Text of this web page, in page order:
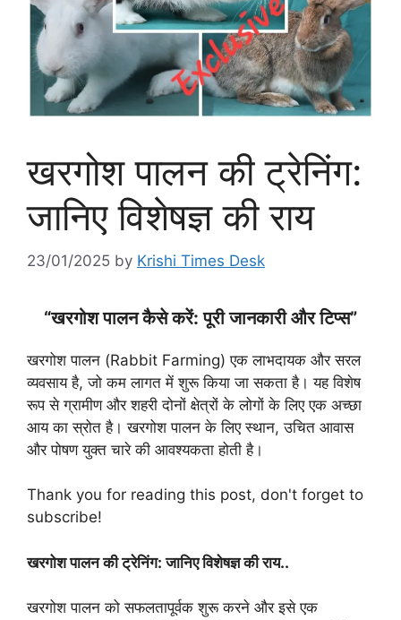
खरगोश पालन की ट्रेनिंग:
जानिए विशेषज्ञ की राय
23/01/2025 by Krishi Times Desk
“खरगोश पालन कैसे करें: पूरी जानकारी और टिप्स”
खरगोश पालन (Rabbit Farming) एक लाभदायक और सरल
व्यवसाय है, जो कम लागत में शुरू किया जा सकता है। यह विशेष
रूप से ग्रामीण और शहरी दोनों क्षेत्रों के लोगों के लिए एक अच्छा
आय का स्रोत है। खरगोश पालन के लिए स्थान, उचित आवास
और पोषण युक्त चारे की आवश्यकता होती है।
Thank you for reading this post, don't forget to
subscribe!
खरगोश पालन की ट्रेनिंग: जानिए विशेषज्ञ की राय..
खरगोश पालन को सफलतापूर्वक शुरू करने और इसे एक